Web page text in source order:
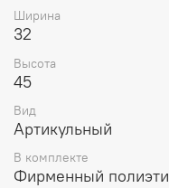
Ширина
32
Высота
45
Вид
Артикульный
В комплекте
Фирменный